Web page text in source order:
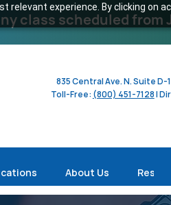
experience. By clicking on
class scheduled
835 Central Ave. N. Suite D-
Toll-Free: (800) 451-7128|
About Us